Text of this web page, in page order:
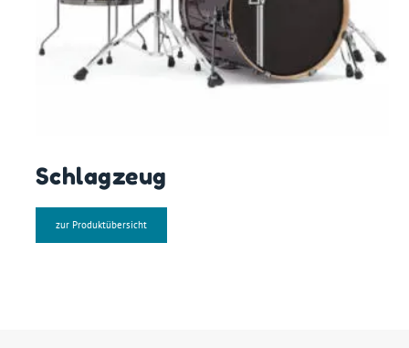
Schlagzeug
zur Produktübersicht